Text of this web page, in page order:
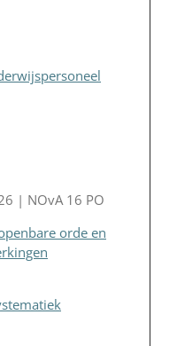
| NOvA 16 PO
orde en